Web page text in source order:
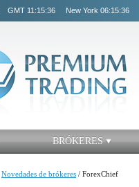
GMT 11:15:36 New York 06:15:36
BRÓKERES
Novedades de brókeres / ForexChief